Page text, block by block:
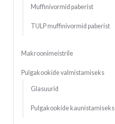
Muffinivormid paberist
TULP muffinivormid paberist
Makroonimeistrile
Pulgakookide valmistamiseks
Glasuurid
Pulgakookide kaunistamiseks